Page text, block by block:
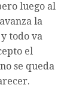
luego al
la
todo va
el
se queda